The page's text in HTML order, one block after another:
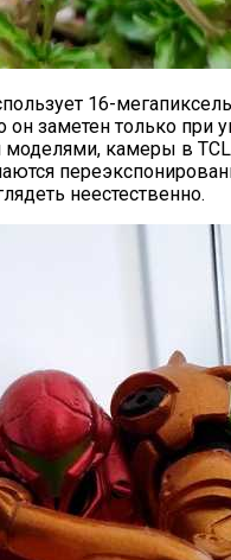
16-
заметен только при
камеры в
неестественно.